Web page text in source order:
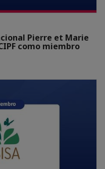
Pierre et Marie
como miembro